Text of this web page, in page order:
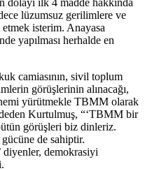
lüzumsuz gerilimlere ve
etmek isterim. Anayasa
yapılması herhalde en
camiasının, sivil toplum
görüşlerinin alınacağı,
yürütmekle TBMM olarak
Kurtulmuş, “‘TBMM bir
görüşleri biz dinleriz.
de sahiptir.
demokrasiyi